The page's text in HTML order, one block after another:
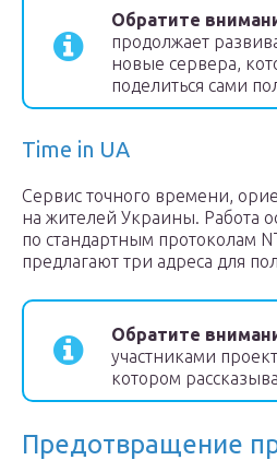
Обратите
продолжает
новые сервера,
поделиться сами
Time in UA
Сервис точного времени,
на жителей Украины. Работа
по стандартным протоколам
предлагают три адреса для
Обратите
участниками
котором
Предотвращение